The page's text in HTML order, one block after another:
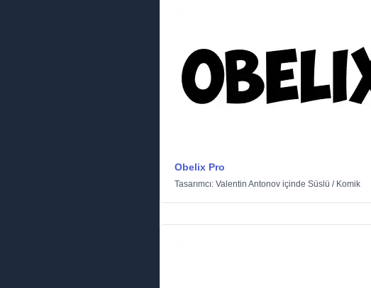
Obelix Pro
Tasarımcı: Valentin Antonov içinde Süslü / Komik